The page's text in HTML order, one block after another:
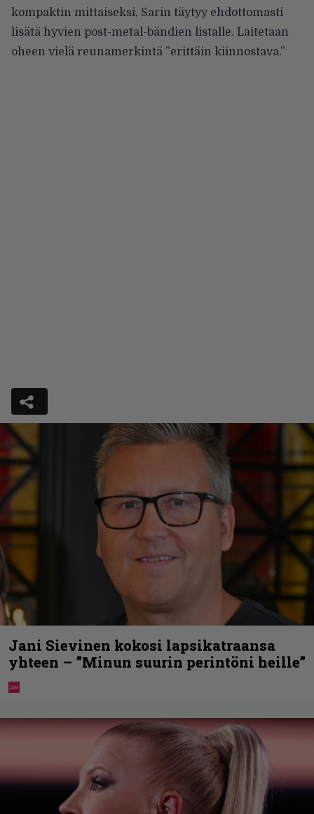
kompaktin mittaiseksi, Sarin täytyy ehdottomasti
lisätä hyvien post-metal-bändien listalle. Laitetaan
oheen vielä reunamerkintä ”erittäin kiinnostava.”
Jani Sievinen kokosi lapsikatraansa
yhteen – ”Minun suurin perintöni heille”